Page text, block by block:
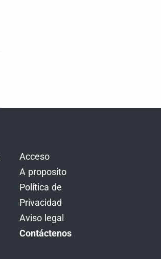
Acceso
A proposito
Política de
Privacidad
Aviso legal
Contáctenos